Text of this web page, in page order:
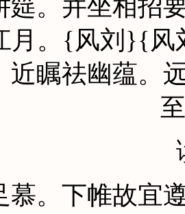
筵。并坐相招
。 {风刘 }{风
近瞩祛幽蕴。
慕。下帷故宜